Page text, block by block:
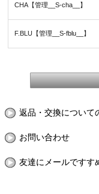
CHA【管理__S-cha__】
F.BLU【管理__S-fblu__】
返品・交換について
お問い合わせ
友達にメールですす